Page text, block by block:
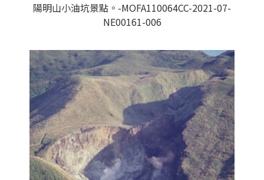
陽明山小油坑景點。-MOFA110064CC-2021-07-
NE00161-006